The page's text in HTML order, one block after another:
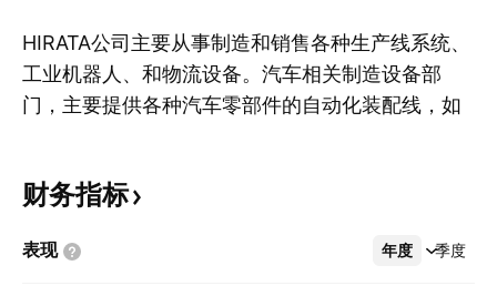
HIRATA公司主要从事制造和销售各种生产线系统、
工业机器人、和物流设备。汽车相关制造设备部
门，主要提供各种汽车零部件的自动化装配线，如
传输设备，以及用于平板显示器(FPD)的制造设
器、仓储物和运输等物流相关设备、以及轮胎相关
财务指标
表现 年度 季度
更多